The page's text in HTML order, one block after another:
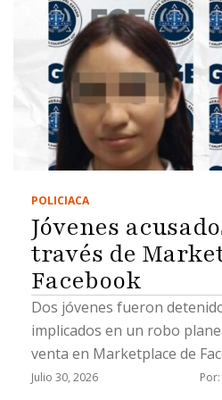
POLICIACA
Jóvenes
través de
Facebook
Dos jóvenes fueron
implicados en un robo
venta en Marketplace de
Fiscalía General del Estado
Julio 30, 2026 Por: